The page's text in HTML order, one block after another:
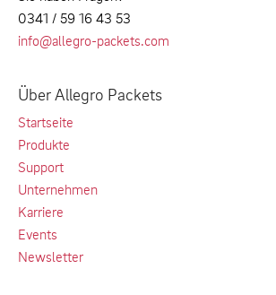
0341 / 59 16 43 53
info@allegro-packets.com
Über Allegro Packets
Startseite
Produkte
Support
Unternehmen
Karriere
Events
Newsletter